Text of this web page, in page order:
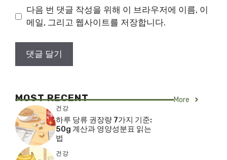
트
다음 번 댓글 작성을 위해 이 브라우저에 이름, 이
메일, 그리고 웹사이트를 저장합니다.
MOST RECENT More
건강
하루 당류 권장량 7가지 기준:
50g 계산과 영양성분표 읽는
법
건강